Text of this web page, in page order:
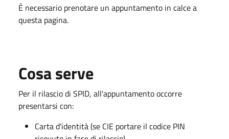
È necessario prenotare un appuntamento in calce a
questa pagina.
Cosa serve
Per il rilascio di SPID, all'appuntamento occorre
presentarsi con:
Carta d'identità (se CIE portare il codice PIN